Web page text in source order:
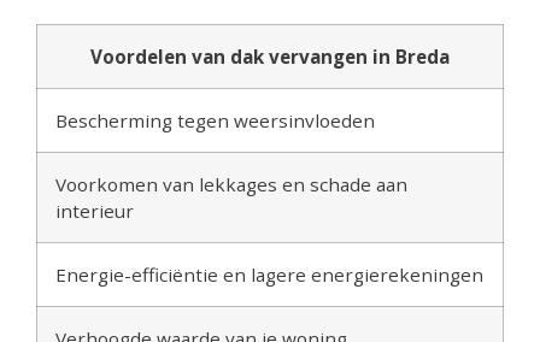
Voordelen van dak vervangen in Breda
Bescherming tegen weersinvloeden
Voorkomen van lekkages en schade aan
interieur
Energie-efficiëntie en lagere energierekeningen